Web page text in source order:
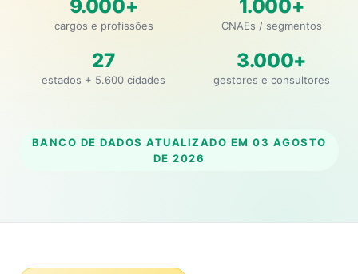
9.000+
cargos e profissões
1.000+
CNAEs / segmentos
27
estados + 5.600 cidades
3.000+
gestores e consultores
BANCO DE DADOS ATUALIZADO EM 03 AGOSTO
DE 2026